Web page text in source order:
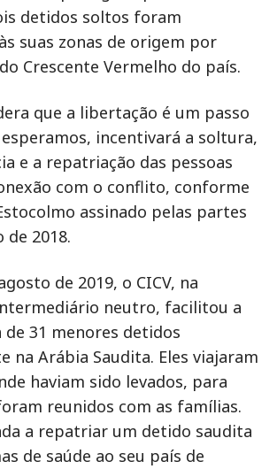
detidos soltos foram
suas zonas de origem por
Crescente Vermelho do país.
que a libertação é um passo
incentivará a soltura,
e a repatriação das pessoas
com o conflito, conforme
assinado pelas partes
de 2018.
de 2019, o CICV, na
neutro, facilitou a
31 menores detidos
na Arábia Saudita. Eles viajaram
haviam sido levados, para
reunidos com as famílias.
a repatriar um detido saudita
de saúde ao seu país de